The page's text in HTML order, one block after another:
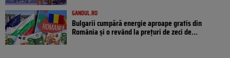
GANDUL.RO
Bulgarii cumpără energie aproape gratis din
România și o revând la prețuri de zeci de...